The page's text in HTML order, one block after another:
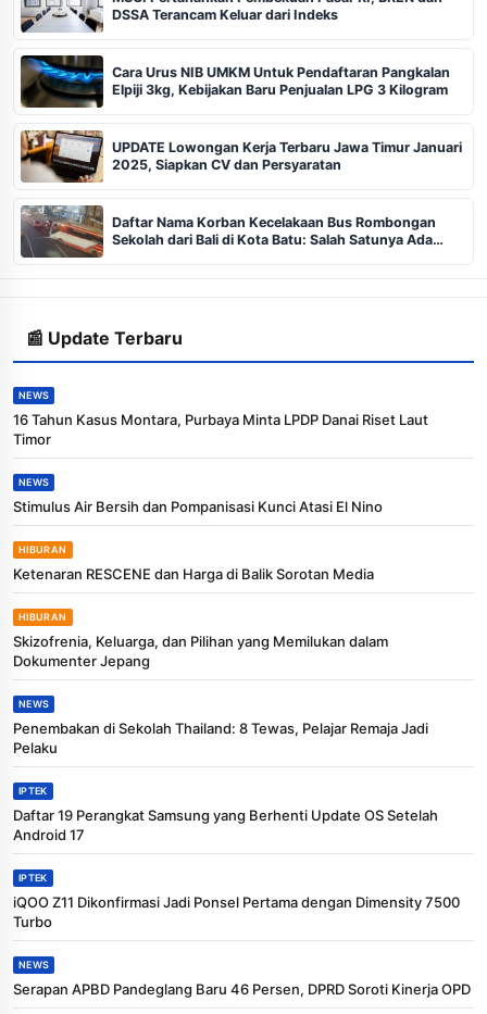
DSSA Terancam Keluar dari Indeks
Cara Urus NIB UMKM Untuk Pendaftaran Pangkalan
Elpiji 3kg, Kebijakan Baru Penjualan LPG 3 Kilogram
UPDATE Lowongan Kerja Terbaru Jawa Timur Januari
2025, Siapkan CV dan Persyaratan
Daftar Nama Korban Kecelakaan Bus Rombongan
Sekolah dari Bali di Kota Batu: Salah Satunya Ada
📰 Update Terbaru
NEWS
16 Tahun Kasus Montara, Purbaya Minta LPDP Danai Riset Laut
Timor
NEWS
Stimulus Air Bersih dan Pompanisasi Kunci Atasi El Nino
HIBURAN
Ketenaran RESCENE dan Harga di Balik Sorotan Media
HIBURAN
Skizofrenia, Keluarga, dan Pilihan yang Memilukan dalam
Dokumenter Jepang
NEWS
Penembakan di Sekolah Thailand: 8 Tewas, Pelajar Remaja Jadi
Pelaku
IPTEK
Daftar 19 Perangkat Samsung yang Berhenti Update OS Setelah
Android 17
IPTEK
iQOO Z11 Dikonfirmasi Jadi Ponsel Pertama dengan Dimensity 7500
Turbo
NEWS
Serapan APBD Pandeglang Baru 46 Persen, DPRD Soroti Kinerja OPD